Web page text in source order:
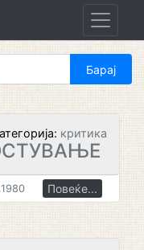
критика
Повеќе...